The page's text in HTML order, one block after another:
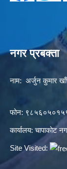
नगर प्रबक्ता
नाम: अर्जुन
फोन:
कार्यालय: चापाकोट
Site Visited: